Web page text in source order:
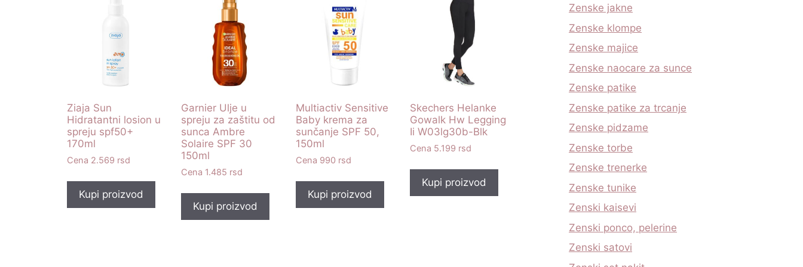
Ziaja Sun
Hidratantni losion u
spreju spf50+
170ml
2.569 rsd
Kupi proizvod
Garnier Ulje u
spreju za zaštitu od
sunca Ambre
Solaire SPF 30
150ml
1.485 rsd
Kupi proizvod
Multiactiv Sensitive
Baby krema za
sunčanje SPF 50,
150ml
990 rsd
Kupi proizvod
Skechers Helanke
Gowalk Hw Legging
Ii W03lg30b-Blk
5.199 rsd
Kupi proizvod
Zenske jakne
Zenske klompe
Zenske majice
Zenske naocare za sunce
Zenske patike
Zenske patike za trcanje
Zenske pidzame
Zenske torbe
Zenske trenerke
Zenske tunike
Zenski kaisevi
Zenski ponco, pelerine
Zenski satovi